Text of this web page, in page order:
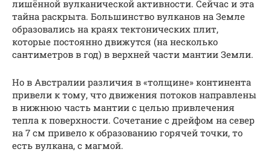
лишённой вулканической активности. Сейчас и эта
тайна раскрыта. Большинство вулканов на Земле
образовались на краях тектонических плит,
которые постоянно движутся (на несколько
сантиметров в год) в верхней части мантии Земли.
Но в Австралии различия в «толщине» континента
привели к тому, что движения потоков направлены
в нижнюю часть мантии с целью привлечения
тепла к поверхности. Сочетание с дрейфом на север
на 7 см привело к образованию горячей точки, то
есть вулкана, с магмой.